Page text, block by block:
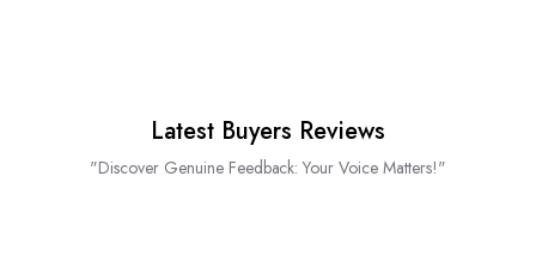
Latest Buyers Reviews
"Discover Genuine Feedback: Your Voice Matters!"